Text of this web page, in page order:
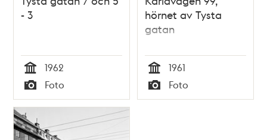
- 3
Tid
1962
Typ
Foto
hörnet av Tysta
gatan
Tid
1961
Typ
Foto